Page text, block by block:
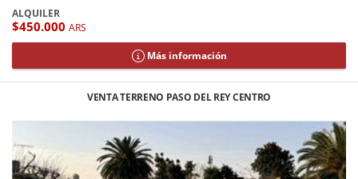
ALQUILER
$450.000 ARS
Más información
VENTA TERRENO PASO DEL REY CENTRO